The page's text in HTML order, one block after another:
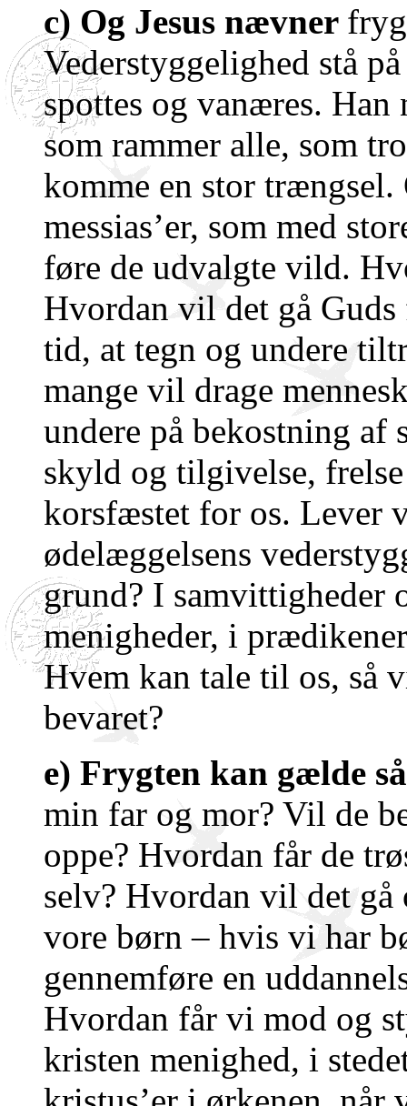
c) Og Jesus nævner
Vederstyggelighed stå
spottes og vanæres.
som rammer alle, som
komme en stor
messias’er, som med
føre de udvalgte vild.
Hvordan vil det gå
tid, at tegn og undere
mange vil drage
undere på bekostning af
skyld og tilgivelse,
korsfæstet for os. Lever
ødelæggelsens
grund? I samvittigheder
menigheder, i
Hvem kan tale til os, så
bevaret?
e) Frygten kan gælde
min far og mor? Vil de
oppe? Hvordan får de
selv? Hvordan vil det
vore børn – hvis vi har
gennemføre en
Hvordan får vi mod og
kristen menighed, i